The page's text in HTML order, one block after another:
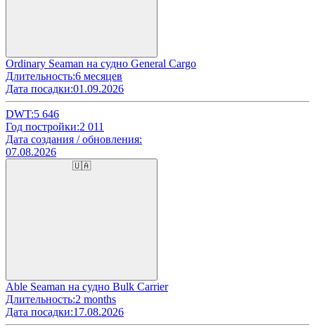
Ordinary Seaman на судно General Cargo
Длительность:6 месяцев
Дата посадки:01.09.2026
DWT:5 646
Год постройки:2 011
Дата создания / обновления:
07.08.2026
🇺🇦
Able Seaman на судно Bulk Carrier
Длительность:2 months
Дата посадки:17.08.2026